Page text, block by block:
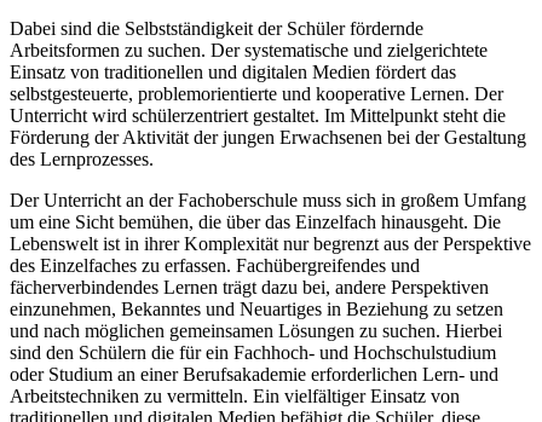
Dabei sind die Selbstständigkeit der Schüler fördernde
Arbeitsformen zu suchen. Der systematische und zielgerichtete
Einsatz von traditionellen und digitalen Medien fördert das
selbstgesteuerte, problemorientierte und kooperative Lernen. Der
Unterricht wird schülerzentriert gestaltet. Im Mittelpunkt steht die
Förderung der Aktivität der jungen Erwachsenen bei der Gestaltung
des Lernprozesses.
Der Unterricht an der Fachoberschule muss sich in großem Umfang
um eine Sicht bemühen, die über das Einzelfach hinausgeht. Die
Lebenswelt ist in ihrer Komplexität nur begrenzt aus der Perspektive
des Einzelfaches zu erfassen. Fachübergreifendes und
fächerverbindendes Lernen trägt dazu bei, andere Perspektiven
einzunehmen, Bekanntes und Neuartiges in Beziehung zu setzen
und nach möglichen gemeinsamen Lösungen zu suchen. Hierbei
sind den Schülern die für ein Fachhoch- und Hochschulstudium
oder Studium an einer Berufsakademie erforderlichen Lern- und
Arbeitstechniken zu vermitteln. Ein vielfältiger Einsatz von